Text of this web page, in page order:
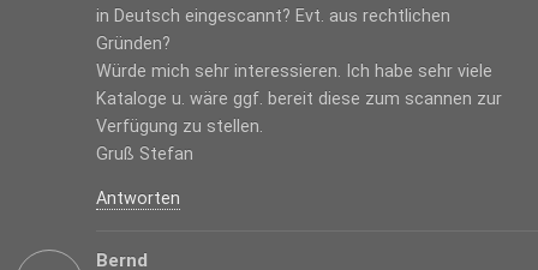
in Deutsch eingescannt? Evt. aus rechtlichen
Gründen?
Würde mich sehr interessieren. Ich habe sehr viele
Kataloge u. wäre ggf. bereit diese zum scannen zur
Verfügung zu stellen.
Gruß Stefan
Antworten
Bernd